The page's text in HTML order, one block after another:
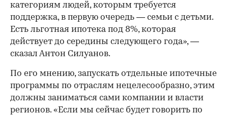
категориям людей, которым требуется
поддержка, в первую очередь — семьи с детьми.
Есть льготная ипотека под 8%, которая
действует до середины следующего года», —
сказал Антон Силуанов.
По его мнению, запускать отдельные ипотечные
программы по отраслям нецелесообразно, этим
должны заниматься сами компании и власти
регионов. «Если мы сейчас будет говорить по